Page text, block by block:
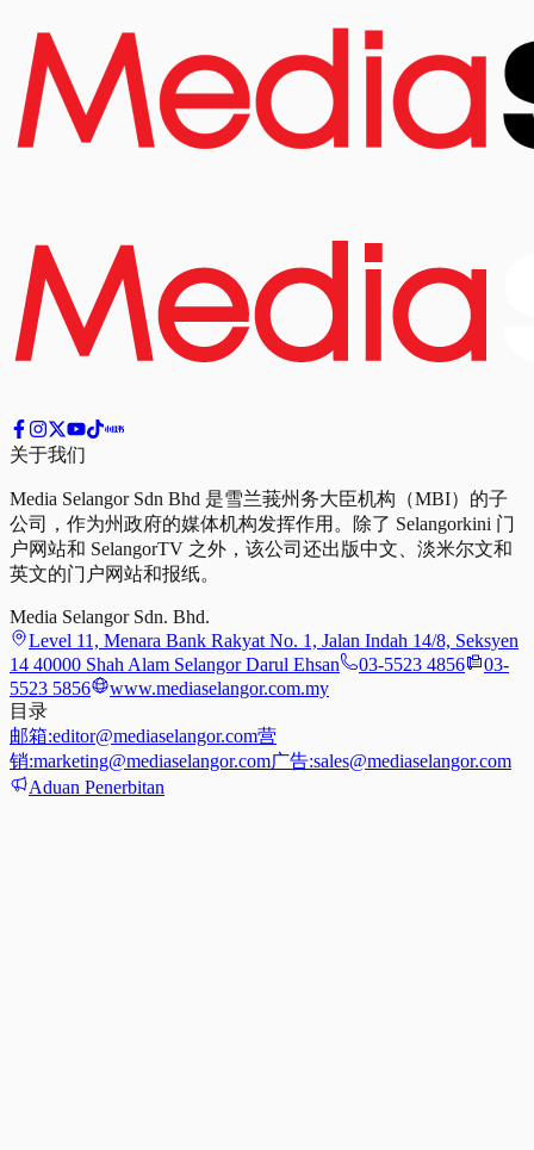
关于我们
Media Selangor Sdn Bhd 是雪兰莪州务大臣机构（MBI）的子
公司，作为州政府的媒体机构发挥作用。除了 Selangorkini 门
户网站和 SelangorTV 之外，该公司还出版中文、淡米尔文和
英文的门户网站和报纸。
Media Selangor Sdn. Bhd.
Level 11, Menara Bank Rakyat No. 1, Jalan Indah 14/8, Seksyen
14 40000 Shah Alam Selangor Darul Ehsan
03-5523 4856
03-
5523 5856
www.mediaselangor.com.my
目录
邮箱:editor@mediaselangor.com营
销:marketing@mediaselangor.com广告:sales@mediaselangor.com
Aduan Penerbitan